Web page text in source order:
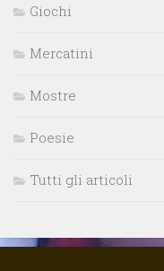
Giochi
Mercatini
Mostre
Poesie
Tutti gli articoli